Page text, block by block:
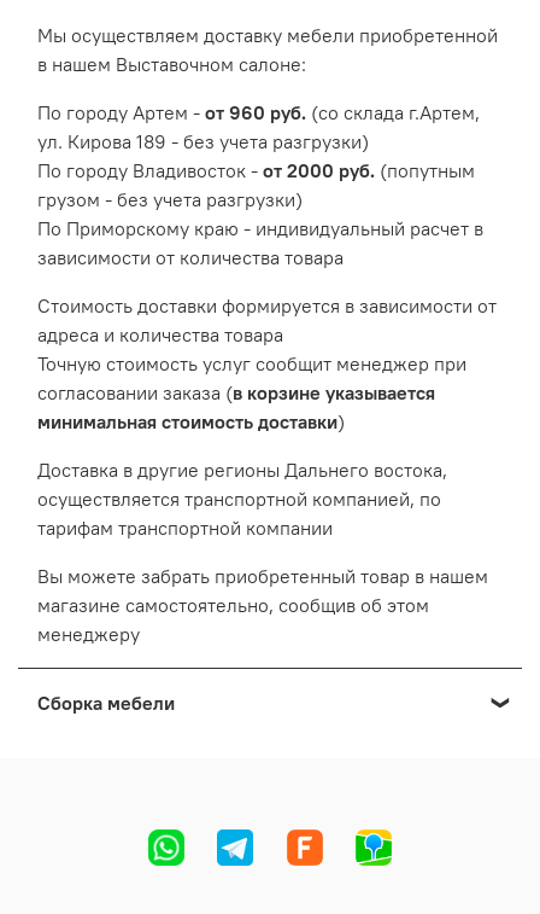
Мы осуществляем доставку мебели приобретенной
в нашем Выставочном салоне:
По городу Артем - от 960 руб. (со склада г.Артем,
ул. Кирова 189 - без учета разгрузки)
По городу Владивосток - от 2000 руб. (попутным
грузом - без учета разгрузки)
По Приморскому краю - индивидуальный расчет в
зависимости от количества товара
Cтоимость доставки формируется в зависимости от
адреса и количества товара
Точную стоимость услуг сообщит менеджер при
согласовании заказа (в корзине указывается
минимальная стоимость доставки)
Доставка в другие регионы Дальнего востока,
осуществляется транспортной компанией, по
тарифам транспортной компании
Вы можете забрать приобретенный товар в нашем
магазине самостоятельно, сообщив об этом
менеджеру
Сборка мебели
Cтоимость сборки формируется в зависимости от
адреса, вида и количества мебели.